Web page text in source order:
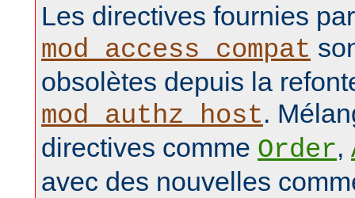
Les directives fournies
mod_access_compat
obsolètes depuis la
mod_authz_host.
directives comme Order,
avec des nouvelles